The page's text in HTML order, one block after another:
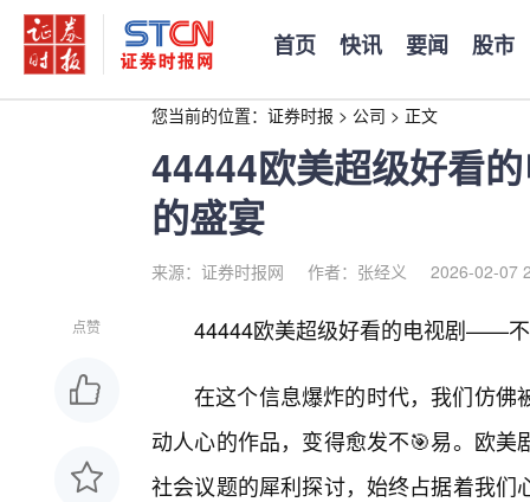
首页 快讯 要闻 股市
您当前的位置： 证券时报 > 公司 > 正文
44444欧美超级好看
的盛宴
来源：证券时报网 作者：张经义 2026-02-07
点赞 44444欧美超级好看的电视剧——
在这个信息爆炸的时代，我们仿佛
动人心的作品，变得愈发不🎯易。欧
社会议题的犀利探讨，始终占据着我